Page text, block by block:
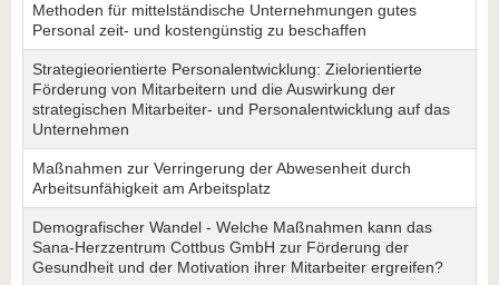
Methoden für mittelständische Unternehmungen gutes
Personal zeit- und kostengünstig zu beschaffen
Strategieorientierte Personalentwicklung: Zielorientierte
Förderung von Mitarbeitern und die Auswirkung der
strategischen Mitarbeiter- und Personalentwicklung auf das
Unternehmen
Maßnahmen zur Verringerung der Abwesenheit durch
Arbeitsunfähigkeit am Arbeitsplatz
Demografischer Wandel - Welche Maßnahmen kann das
Sana-Herzzentrum Cottbus GmbH zur Förderung der
Gesundheit und der Motivation ihrer Mitarbeiter ergreifen?